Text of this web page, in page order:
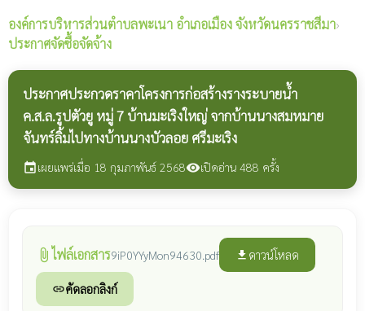
องค์การบริหารส่วนตำบลพะเนา อำเภอเมือง จังหวัดนครราชสีมา›
ประกาศจัดซื้อจัดจ้าง
ประกาศประกวดราคาโครงการก่อสร้างรางระบายน้ำ
ค.ส.ล.รูปตัวยู หมู่ 7 บ้านมะเริงใหญ่ จากบ้านนางสมหมาย
จันทร์ลิ้มไปทางบ้านนางบัวลอย ศรีมะเริง
eventเผยแพร่เมื่อ 18 กุมภาพันธ์ 2568visibilityเปิดอ่าน 488 ครั้ง
attach_file ไฟล์เอกสาร9iP0YYyMon94630.pdf file_download ดาวน์โหลด
linkคัดลอกลิงก์